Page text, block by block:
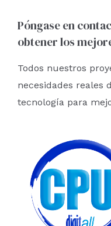
Póngase en
obtener los
Todos nuestros
necesidades reales
tecnología para